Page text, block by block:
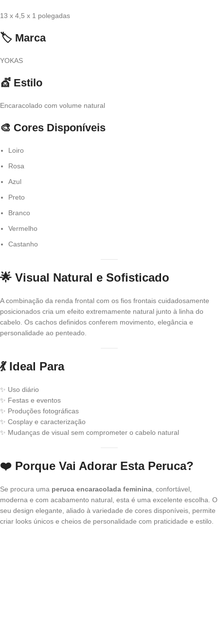
13 x 4,5 x 1 polegadas
🏷️ Marca
YOKAS
💇 Estilo
Encaracolado com volume natural
🎨 Cores Disponíveis
Loiro
Rosa
Azul
Preto
Branco
Vermelho
Castanho
🌟 Visual Natural e Sofisticado
A combinação da renda frontal com os fios frontais cuidadosamente
posicionados cria um efeito extremamente natural junto à linha do
cabelo. Os cachos definidos conferem movimento, elegância e
personalidade ao penteado.
💃 Ideal Para
✨ Uso diário
✨ Festas e eventos
✨ Produções fotográficas
✨ Cosplay e caracterização
✨ Mudanças de visual sem comprometer o cabelo natural
❤️ Porque Vai Adorar Esta Peruca?
Se procura uma peruca encaracolada feminina, confortável,
moderna e com acabamento natural, esta é uma excelente escolha. O
seu design elegante, aliado à variedade de cores disponíveis, permite
criar looks únicos e cheios de personalidade com praticidade e estilo.